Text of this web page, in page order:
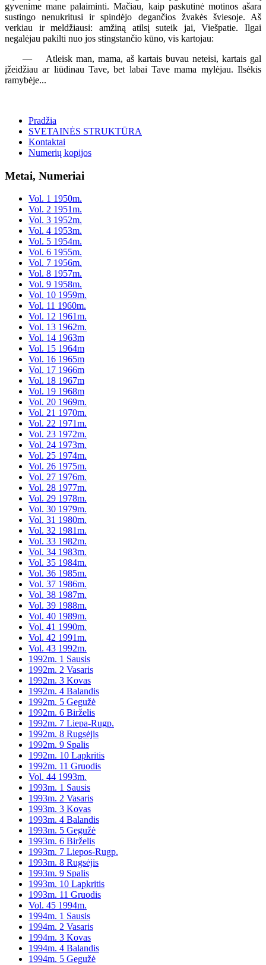
gyvenime mane palaiminti. Mačiau, kaip paskutinė motinos ašara
sustingo nenukritusi ir spindėjo degančios žvakės šviesoje. Aš
verkiau ir meldžiausi: amžiną atilsį suteik jai, Viešpatie. Ilgai
negalėjau pakilti nuo jos stingstančio kūno, vis kartojau:
— Atleisk man, mama, aš kartais buvau neteisi, kartais gal
įžeidžiau ar liūdinau Tave, bet labai Tave mama mylėjau. Ilsėkis
ramybėje...
Pradžia
SVETAINĖS STRUKTŪRA
Kontaktai
Numerių kopijos
Metai, Numeriai
Vol. 1 1950m.
Vol. 2 1951m.
Vol. 3 1952m.
Vol. 4 1953m.
Vol. 5 1954m.
Vol. 6 1955m.
Vol. 7 1956m.
Vol. 8 1957m.
Vol. 9 1958m.
Vol. 10 1959m.
Vol. 11 1960m.
Vol. 12 1961m.
Vol. 13 1962m.
Vol. 14 1963m
Vol. 15 1964m
Vol. 16 1965m
Vol. 17 1966m
Vol. 18 1967m
Vol. 19 1968m
Vol. 20 1969m.
Vol. 21 1970m.
Vol. 22 1971m.
Vol. 23 1972m.
Vol. 24 1973m.
Vol. 25 1974m.
Vol. 26 1975m.
Vol. 27 1976m.
Vol. 28 1977m.
Vol. 29 1978m.
Vol. 30 1979m.
Vol. 31 1980m.
Vol. 32 1981m.
Vol. 33 1982m.
Vol. 34 1983m.
Vol. 35 1984m.
Vol. 36 1985m.
Vol. 37 1986m.
Vol. 38 1987m.
Vol. 39 1988m.
Vol. 40 1989m.
Vol. 41 1990m.
Vol. 42 1991m.
Vol. 43 1992m.
1992m. 1 Sausis
1992m. 2 Vasaris
1992m. 3 Kovas
1992m. 4 Balandis
1992m. 5 Gegužė
1992m. 6 Birželis
1992m. 7 Liepa-Rugp.
1992m. 8 Rugsėjis
1992m. 9 Spalis
1992m. 10 Lapkritis
1992m. 11 Gruodis
Vol. 44 1993m.
1993m. 1 Sausis
1993m. 2 Vasaris
1993m. 3 Kovas
1993m. 4 Balandis
1993m. 5 Gegužė
1993m. 6 Birželis
1993m. 7 Liepos-Rugp.
1993m. 8 Rugsėjis
1993m. 9 Spalis
1993m. 10 Lapkritis
1993m. 11 Gruodis
Vol. 45 1994m.
1994m. 1 Sausis
1994m. 2 Vasaris
1994m. 3 Kovas
1994m. 4 Balandis
1994m. 5 Gegužė